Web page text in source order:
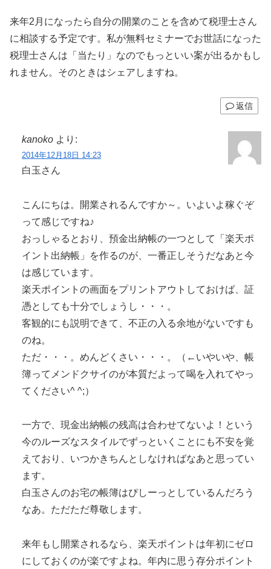
来年2月になったら自分の開業のことを含めて税理士さん
に相談する予定です。私が無料セミナーでお世話になった
税理士さんは「当たり」なのでもっといい案が出るかもし
れません。そのときはシェアしますね。
返信
kanoko より:
2014年12月18日 14:23
白玉さん
こんにちは。開業されるんですか～。いよいよ稼ぐぞ
って感じですね♪
おっしゃるとおり、預金出納帳の一つとして「楽天ポ
イント出納帳」を作るのが、一番正しそうだなあと今
は感じています。
楽天ポイントの画面をプリントアウトしておけば、証
憑としても十分でしょうし・・・。
客観的にも説明できて、不正の入る余地がないですも
のね。
ただ・・・。めんどくさい・・・。（←いやいや、帳
簿ってメンドクサイのが本質だよって喝を入れてやっ
てください^ ^;）
一方で、現金出納帳の残高は合わせてないよ！という
今のルーズなスタイルでずっといくことにも不安を覚
えており、いつかきちんとしなければなあと思ってい
ます。
白玉さんのお宅の帳簿はぴしーっとしているんだろう
なあ。ただただ尊敬します。
来年もし開業されるなら、楽天ポイントは年初にゼロ
にしておくのが楽ですよね。年内に思う存分ポイント